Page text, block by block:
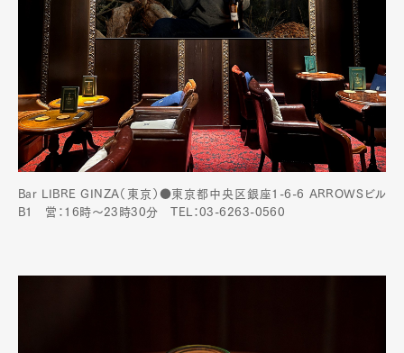
Bar LIBRE GINZA（東京）●東京都中央区銀座1-6-6 ARROWSビル
B1 営：16時～23時30分 TEL：03-6263-0560